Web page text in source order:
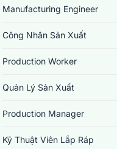
Manufacturing Engineer
Công Nhân Sản Xuất
Production Worker
Quản Lý Sản Xuất
Production Manager
Kỹ Thuật Viên Lắp Ráp